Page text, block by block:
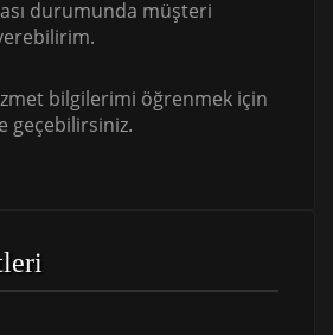
durumunda müşteri
bilgilerimi öğrenmek için
geçebilirsiniz.